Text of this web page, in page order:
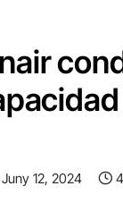
Juny 12, 2024